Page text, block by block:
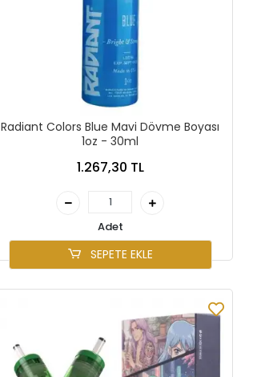
Radiant Colors Blue Mavi Dövme Boyası
1oz - 30ml
1.267,30 TL
Adet
SEPETE EKLE